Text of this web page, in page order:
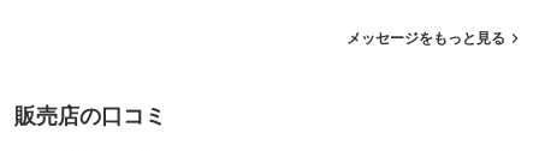
メッセージをもっと見る
販売店の口コミ